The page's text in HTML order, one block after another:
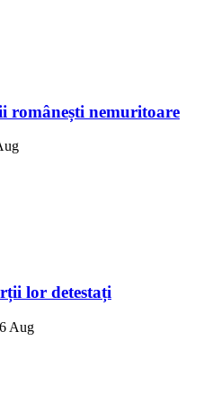
românești nemuritoare
lor detestați
Aug